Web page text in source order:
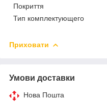
Покриття
Тип комплектующего
Приховати
Умови доставки
Нова Пошта